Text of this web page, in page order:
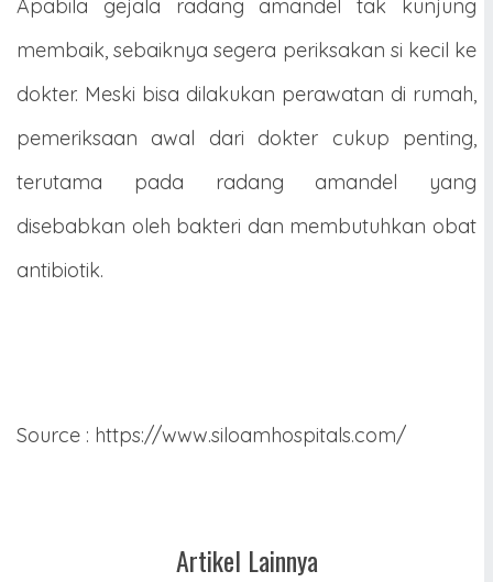
Apabila gejala radang amandel tak kunjung
membaik, sebaiknya segera periksakan si kecil ke
dokter. Meski bisa dilakukan perawatan di rumah,
pemeriksaan awal dari dokter cukup penting,
terutama pada radang amandel yang
disebabkan oleh bakteri dan membutuhkan obat
antibiotik.
Source : https://www.siloamhospitals.com/
Artikel Lainnya